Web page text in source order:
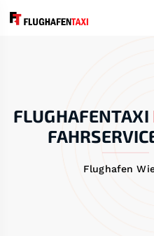
FLUGHAFENTAXI
Flughafen